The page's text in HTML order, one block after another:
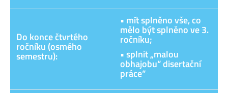
Do konce čtvrtého
ročníku (osmého
semestru):
• mít splněno vše, co
mělo být splněno ve 3.
ročníku;
• splnit „malou
obhajobu“ disertační
práce“